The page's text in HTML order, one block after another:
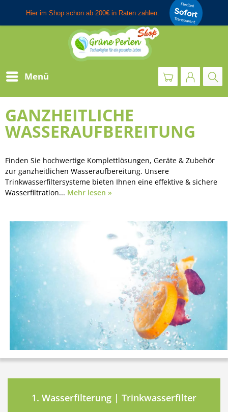
Menü
GANZHEITLICHE
WASSERAUFBEREITUNG
Finden Sie hochwertige Komplettlösungen, Geräte & Zubehör
zur ganzheitlichen Wasseraufbereitung. Unsere
Trinkwasserfiltersysteme bieten Ihnen eine effektive & sichere
Wasserfiltration... Mehr lesen »
1. Wasserfilterung | Trinkwasserfilter